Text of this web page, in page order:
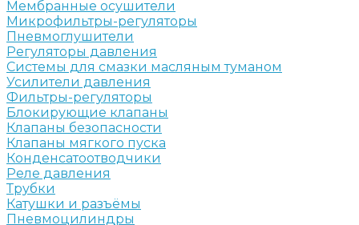
Мембранные осушители
Микрофильтры-регуляторы
Пневмоглушители
Регуляторы давления
Системы для смазки масляным туманом
Усилители давления
Фильтры-регуляторы
Блокирующие клапаны
Клапаны безопасности
Клапаны мягкого пуска
Конденсатоотводчики
Реле давления
Трубки
Катушки и разъёмы
Пневмоцилиндры